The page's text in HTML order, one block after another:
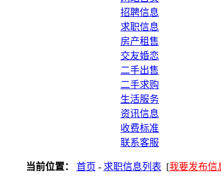
招聘信息
求职信息
房产租售
交友婚恋
二手出售
二手求购
生活服务
资讯信息
收费标准
联系客服
当前位置： 首页 - 求职信息列表 [我要发布信